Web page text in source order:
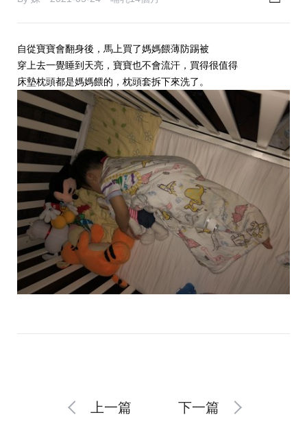
自從寶寶會翻身後，馬上買了媽媽餵薄防踢被
穿上去一覺睡到天亮，寶寶也不會流汗，買得很值得
床墊枕頭都是媽媽餵的，枕頭套拆下來洗了。
上一篇 下一篇